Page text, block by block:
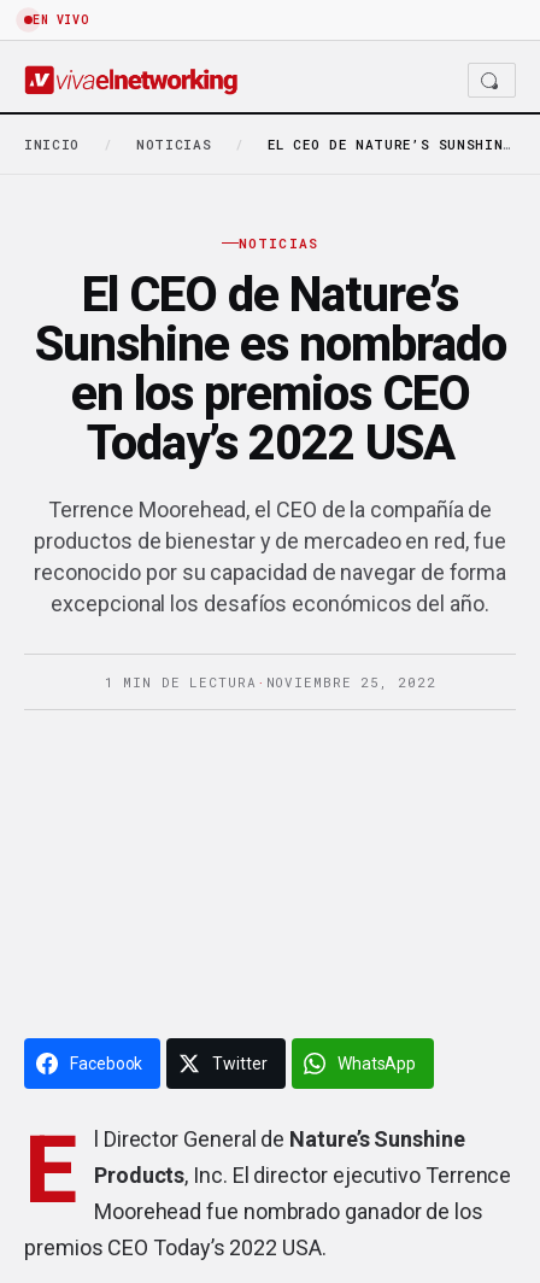
EN VIVO
INICIO / NOTICIAS / EL CEO DE NATURE’S SUNSHINE ES NOMBRADO EN…
NOTICIAS
El CEO de Nature’s
Sunshine es nombrado
en los premios CEO
Today’s 2022 USA
Terrence Moorehead, el CEO de la compañía de
productos de bienestar y de mercadeo en red, fue
reconocido por su capacidad de navegar de forma
excepcional los desafíos económicos del año.
1 MIN DE LECTURA · NOVIEMBRE 25, 2022
Facebook Twitter WhatsApp
E l Director General de Nature’s Sunshine
Products, Inc. El director ejecutivo Terrence
Moorehead fue nombrado ganador de los
premios CEO Today’s 2022 USA.